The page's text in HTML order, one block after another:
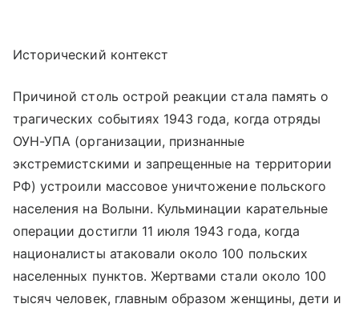
Исторический контекст
Причиной столь острой реакции стала память о
трагических событиях 1943 года, когда отряды
ОУН-УПА (организации, признанные
экстремистскими и запрещенные на территории
РФ) устроили массовое уничтожение польского
населения на Волыни. Кульминации карательные
операции достигли 11 июля 1943 года, когда
националисты атаковали около 100 польских
населенных пунктов. Жертвами стали около 100
тысяч человек, главным образом женщины, дети и